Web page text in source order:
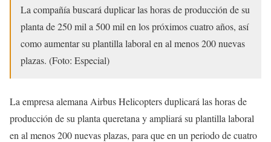
La compañía buscará duplicar las horas de producción de su
planta de 250 mil a 500 mil en los próximos cuatro años, así
como aumentar su plantilla laboral en al menos 200 nuevas
plazas. (Foto: Especial)
La empresa alemana Airbus Helicopters duplicará las horas de
producción de su planta queretana y ampliará su plantilla laboral
en al menos 200 nuevas plazas, para que en un periodo de cuatro